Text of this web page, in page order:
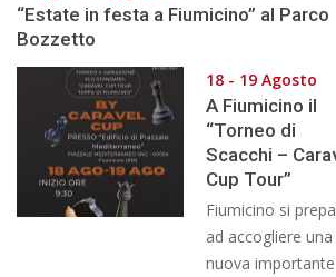
“Estate in festa a Fiumicino” al Parco
Bozzetto
18 - 19 Agosto
A Fiumicino il
“Torneo di
Scacchi –
Cup Tour”
Fiumicino si
ad accogliere una
nuova importante